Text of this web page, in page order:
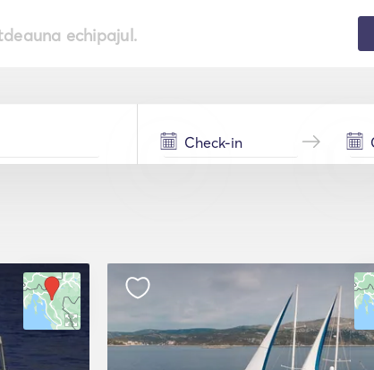
echipajul.